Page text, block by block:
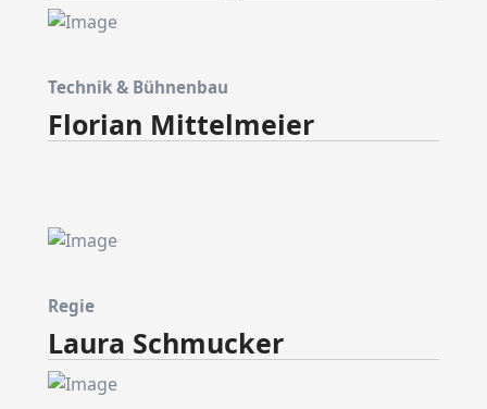
Technik & Bühnenbau
Florian Mittelmeier
Regie
Laura Schmucker